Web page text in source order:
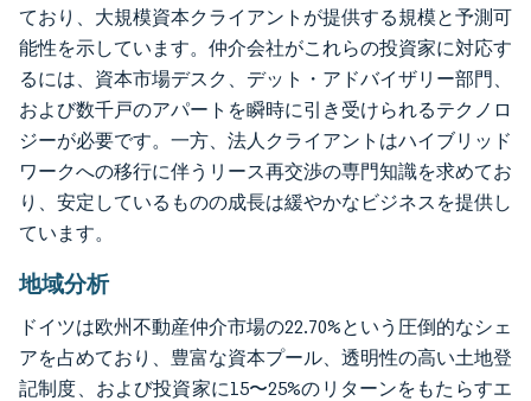
ており、大規模資本クライアントが提供する規模と予測可
能性を示しています。仲介会社がこれらの投資家に対応す
るには、資本市場デスク、デット・アドバイザリー部門、
および数千戸のアパートを瞬時に引き受けられるテクノロ
ジーが必要です。一方、法人クライアントはハイブリッド
ワークへの移行に伴うリース再交渉の専門知識を求めてお
り、安定しているものの成長は緩やかなビジネスを提供し
ています。
地域分析
ドイツは欧州不動産仲介市場の22.70%という圧倒的なシェ
アを占めており、豊富な資本プール、透明性の高い土地登
記制度、および投資家に15〜25%のリターンをもたらすエ